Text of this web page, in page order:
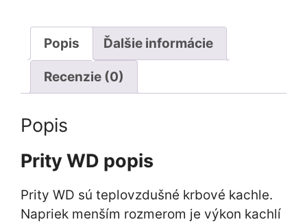
Popis Ďalšie informácie
Recenzie (0)
Popis
Prity WD popis
Prity WD sú teplovzdušné krbové kachle.
Napriek menším rozmerom je výkon kachlí